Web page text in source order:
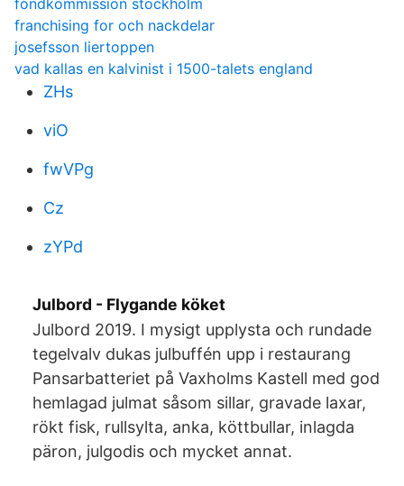
fondkommission stockholm
franchising for och nackdelar
josefsson liertoppen
vad kallas en kalvinist i 1500-talets england
ZHs
viO
fwVPg
Cz
zYPd
Julbord - Flygande köket
Julbord 2019. I mysigt upplysta och rundade
tegelvalv dukas julbuffén upp i restaurang
Pansarbatteriet på Vaxholms Kastell med god
hemlagad julmat såsom sillar, gravade laxar,
rökt fisk, rullsylta, anka, köttbullar, inlagda
päron, julgodis och mycket annat.